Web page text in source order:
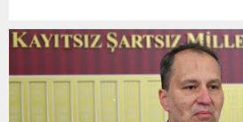
başvurular 31 Ağustos tarihinde sona